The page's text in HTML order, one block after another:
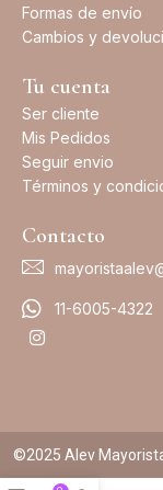
Formas de envío
Cambios y
Tu cuenta
Ser cliente
Mis Pedidos
Seguir envio
Términos y
Contacto
11-6005-4322
©2025 Alev